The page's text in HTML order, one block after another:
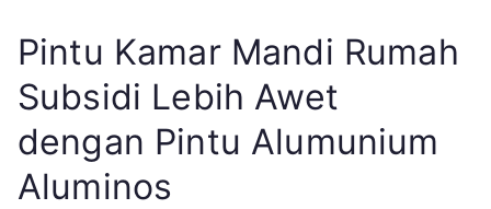
Pintu Kamar Mandi Rumah
Subsidi Lebih Awet
dengan Pintu Alumunium
Aluminos